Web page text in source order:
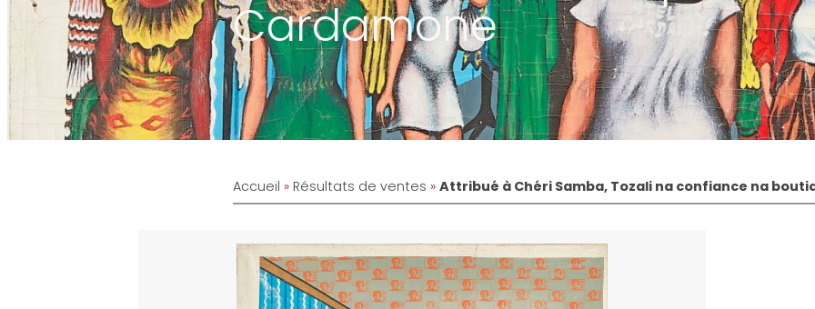
Cardamone
Accueil » Résultats de ventes » Attribué à Chéri Samba, Tozali na confiance na